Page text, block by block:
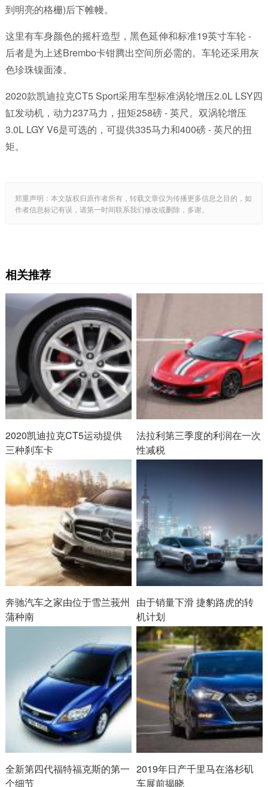
到明亮的格栅)后下帷幔。
这里有车身颜色的摇杆造型，黑色延伸和标准19英寸车轮 -
后者是为上述Brembo卡钳腾出空间所必需的。车轮还采用灰
色珍珠镍面漆。
2020款凯迪拉克CT5 Sport采用车型标准涡轮增压2.0L LSY四
缸发动机，动力237马力，扭矩258磅 - 英尺。双涡轮增压
3.0L LGY V6是可选的，可提供335马力和400磅 - 英尺的扭
矩。
郑重声明：本文版权归原作者所有，转载文章仅为传播更多信息之目的，如
作者信息标记有误，请第一时间联系我们修改或删除，多谢。
相关推荐
2020凯迪拉克CT5运动提供
三种刹车卡
法拉利第三季度的利润在一次
性减税
奔驰汽车之家由位于雪兰莪州
蒲种南
由于销量下滑 捷豹路虎的转
机计划
全新第四代福特福克斯的第一
个细节
2019年日产千里马在洛杉矶
车展前揭晓